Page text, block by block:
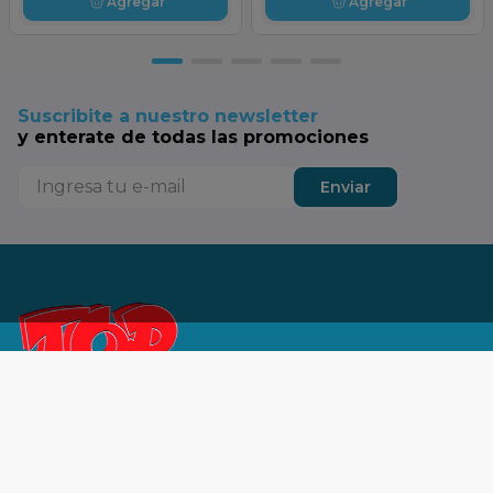
Suscribite a nuestro newsletter
y enterate de todas las promociones
Enviar